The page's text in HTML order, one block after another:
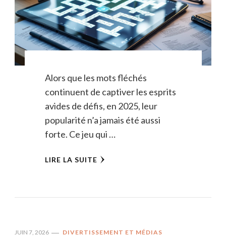
Alors que les mots fléchés
continuent de captiver les esprits
avides de défis, en 2025, leur
popularité n’a jamais été aussi
forte. Ce jeu qui …
LIRE LA SUITE
JUIN 7, 2026 DIVERTISSEMENT ET MÉDIAS